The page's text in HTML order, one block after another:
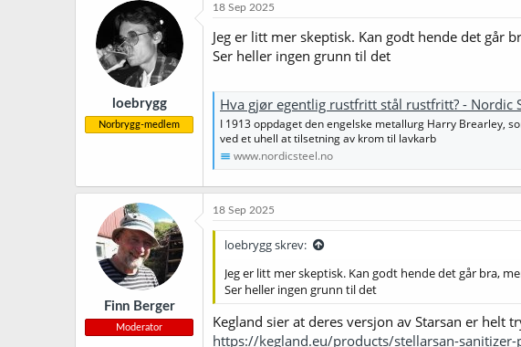
loebrygg
Norbrygg-medlem
18 Sep 2025
Jeg er litt mer skeptisk. Kan godt hende det går
Ser heller ingen grunn til det
Hva gjør egentlig rustfritt stål rustfritt? - Nordic
I 1913 oppdaget den engelske metallurg Harry Brearley,
ved et uhell at tilsetning av krom til lavkarb
www.nordicsteel.no
Finn Berger
Moderator
18 Sep 2025
loebrygg skrev:
Jeg er litt mer skeptisk. Kan godt hende det går bra,
Ser heller ingen grunn til det
Kegland sier at deres versjon av Starsan er helt
https://kegland.eu/products/stellarsan-